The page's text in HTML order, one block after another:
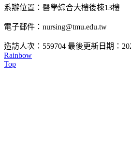
系辦位置：醫學綜合大樓後棟13樓
電子郵件：nursing@tmu.edu.tw
造訪人次：559704 最後更新日期：
Rainbow
Top